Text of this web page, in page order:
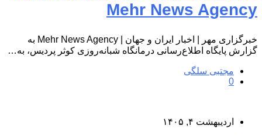
Mehr News Agency
خبرگزاری مهر | اخبار ایران و جهان | Mehr News Agency به
گزارش پایگاه اطلاع‌رسانی درمانگاه شبانه‌روزی کوثر پردیس، به…
مجتبی سلگی
0
اردیبهشت ۴, ۱۴۰۵